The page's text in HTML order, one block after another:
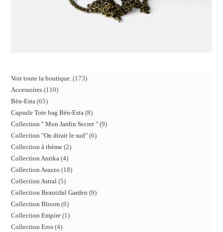
Voir toute la boutique. 173
Accessoires 110
Bèn-Esta 65
Capsule Tote bag Bèn-Esta 8
Collection " Mon Jardin Secret " 9
Collection "On dirait le sud" 6
Collection à thème 2
Collection Antika 4
Collection Arazzo 18
Collection Astral 5
Collection Beautiful Garden 9
Collection Bloom 6
Collection Empire 1
Collection Eros 4